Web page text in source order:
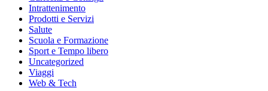
Intrattenimento
Prodotti e Servizi
Salute
Scuola e Formazione
Sport e Tempo libero
Uncategorized
Viaggi
Web & Tech